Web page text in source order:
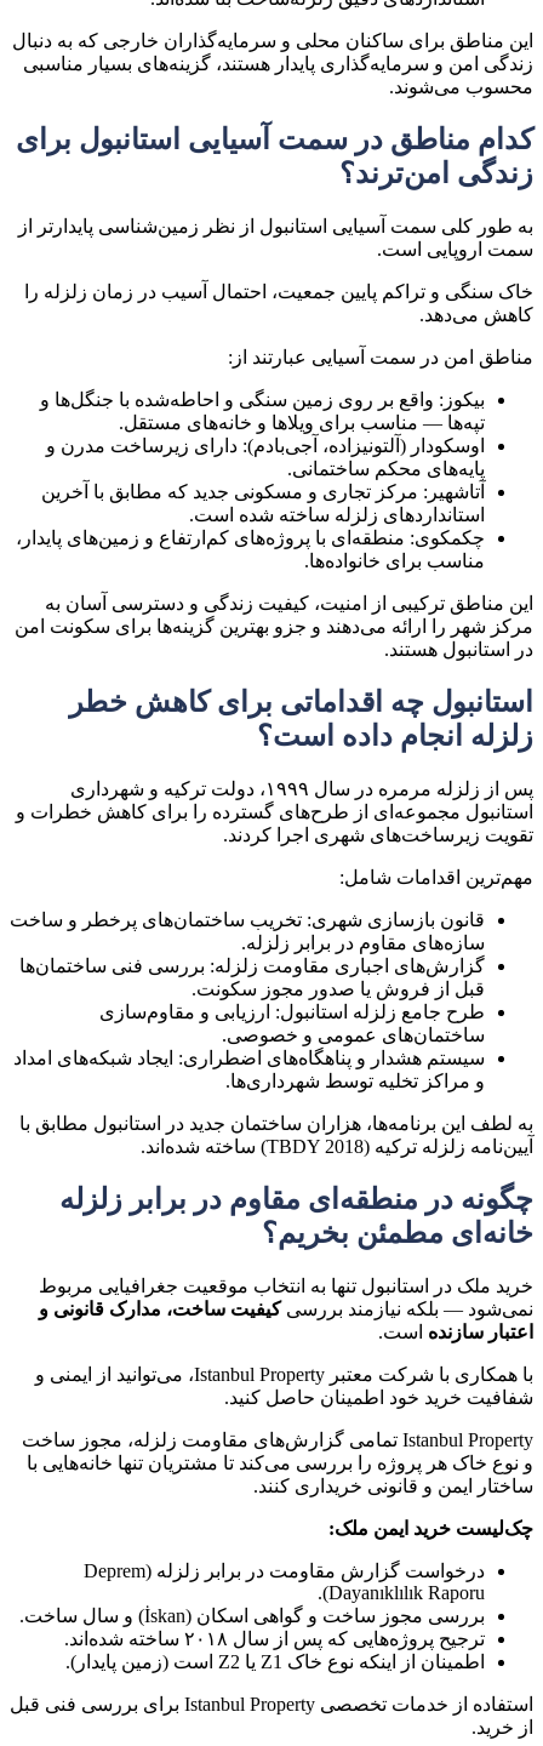
این مناطق برای ساکنان محلی و سرمایه‌گذاران خارجی که به دنبال
زندگی امن و سرمایه‌گذاری پایدار هستند، گزینه‌های بسیار مناسبی
محسوب می‌شوند.
کدام مناطق در سمت آسیایی استانبول برای
زندگی امن‌ترند؟
به طور کلی سمت آسیایی استانبول از نظر زمین‌شناسی پایدارتر
از
سمت اروپایی است.
خاک سنگی و تراکم پایین جمعیت، احتمال آسیب در زمان زلزله را
کاهش می‌دهد.
مناطق امن در سمت آسیایی عبارتند از:
بیکوز: واقع بر روی زمین سنگی و احاطه‌شده با جنگل‌ها و
تپه‌ها — مناسب برای ویلاها و خانه‌های مستقل.
اوسکودار (آلتونیزاده، آجی‌بادم): دارای زیرساخت مدرن و
پایه‌های محکم ساختمانی.
آتاشهیر: مرکز تجاری و مسکونی جدید که مطابق با آخرین
استانداردهای زلزله ساخته شده است.
چکمکوی: منطقه‌ای با پروژه‌های کم‌ارتفاع و زمین‌های پایدار،
مناسب برای خانواده‌ها.
این مناطق ترکیبی از
امنیت، کیفیت زندگی و دسترسی آسان به
مرکز شهر را ارائه می‌دهند و جزو بهترین گزینه‌ها برای سکونت امن
در استانبول هستند.
استانبول چه اقداماتی برای کاهش خطر
زلزله انجام داده است؟
پس از زلزله مرمره در سال ۱۹۹۹
، دولت ترکیه و شهرداری
استانبول مجموعه‌ای از طرح‌های گسترده را برای کاهش خطرات و
تقویت زیرساخت‌های شهری اجرا کردند.
مهم‌ترین اقدامات شامل:
قانون بازسازی شهری: تخریب ساختمان‌های پرخطر و ساخت
سازه‌های مقاوم در برابر زلزله.
گزارش‌های اجباری مقاومت زلزله: بررسی فنی ساختمان‌ها
قبل از فروش یا صدور مجوز سکونت.
طرح جامع زلزله استانبول: ارزیابی و مقاوم‌سازی
ساختمان‌های عمومی و خصوصی.
سیستم هشدار و پناهگاه‌های اضطراری: ایجاد شبکه‌های امداد
و مراکز تخلیه توسط شهرداری‌ها.
به لطف این برنامه‌ها، هزاران ساختمان جدید در استانبول مطابق با
آیین‌نامه زلزله ترکیه (TBDY 2018)
ساخته شده‌اند.
چگونه در منطقه‌ای مقاوم در برابر زلزله
خانه‌ای مطمئن بخریم؟
خرید ملک در استانبول تنها به انتخاب موقعیت جغرافیایی مربوط
نمی‌شود — بلکه نیازمند بررسیکیفیت ساخت، مدارک قانونی و
اعتبار سازنده است.
با همکاری با شرکت معتبر Istanbul Property، می‌توانید از ایمنی و
شفافیت خرید خود اطمینان حاصل کنید.
Istanbul Property تمامی
گزارش‌های مقاومت زلزله، مجوز ساخت
و نوع خاک هر پروژه را بررسی می‌کند تا مشتریان تنها خانه‌هایی با
ساختار ایمن و قانونی خریداری کنند.
چک‌لیست خرید ایمن ملک:
درخواست
گزارش مقاومت در برابر زلزله (Deprem
Dayanıklılık Raporu)
.
بررسی مجوز ساخت و گواهی اسکان (İskan)
و سال ساخت.
ترجیح پروژه‌هایی که پس از سال ۲۰۱۸
ساخته شده‌اند.
اطمینان از اینکه نوع خاک Z1 یا Z2 است (زمین پایدار).
استفاده از خدمات تخصصی Istanbul Property برای بررسی فنی قبل
از خرید.